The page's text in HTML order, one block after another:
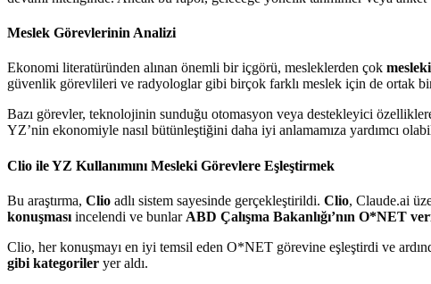
Meslek Görevlerinin Analizi
Ekonomi literatüründen alınan önemli bir içgörü, mesleklerden çok
güvenlik görevlileri ve radyologlar gibi birçok farklı meslek için de ortak
Bazı görevler, teknolojinin sunduğu otomasyon veya destekleyici
YZ’nin ekonomiyle nasıl bütünleştiğini daha iyi anlamamıza yardımcı
Clio ile YZ Kullanımını Mesleki Görevlere Eşleştirmek
Bu araştırma, Clio adlı sistem sayesinde gerçekleştirildi. Clio, Claude.ai
konuşması incelendi ve bunlar ABD Çalışma Bakanlığı’nın O*NET
Clio, her konuşmayı en iyi temsil eden O*NET görevine eşleştirdi ve
gibi kategoriler yer aldı.